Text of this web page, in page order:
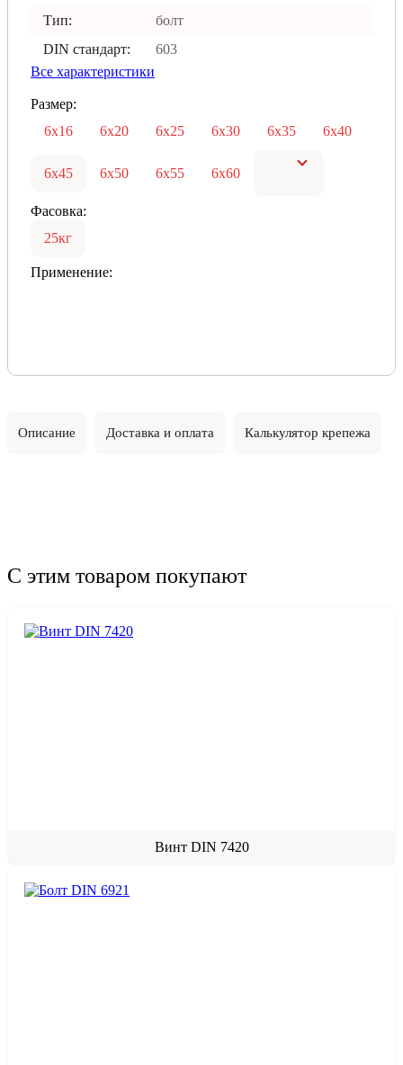
Тип:
болт
DIN стандарт:
603
Все характеристики
Размер:
6х16
6х20 6х25 6х30 6х35 6х40
6х45 6х50 6х55 6х60
Фасовка:
25кг
Применение:
Описание Доставка и оплата Калькулятор крепежа
С этим товаром покупают
Винт DIN 7420